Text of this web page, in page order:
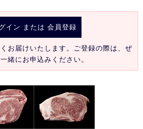
イン または 会員登録
お届けいたします。ご登録の際は、ぜ
緒にお申込みください。